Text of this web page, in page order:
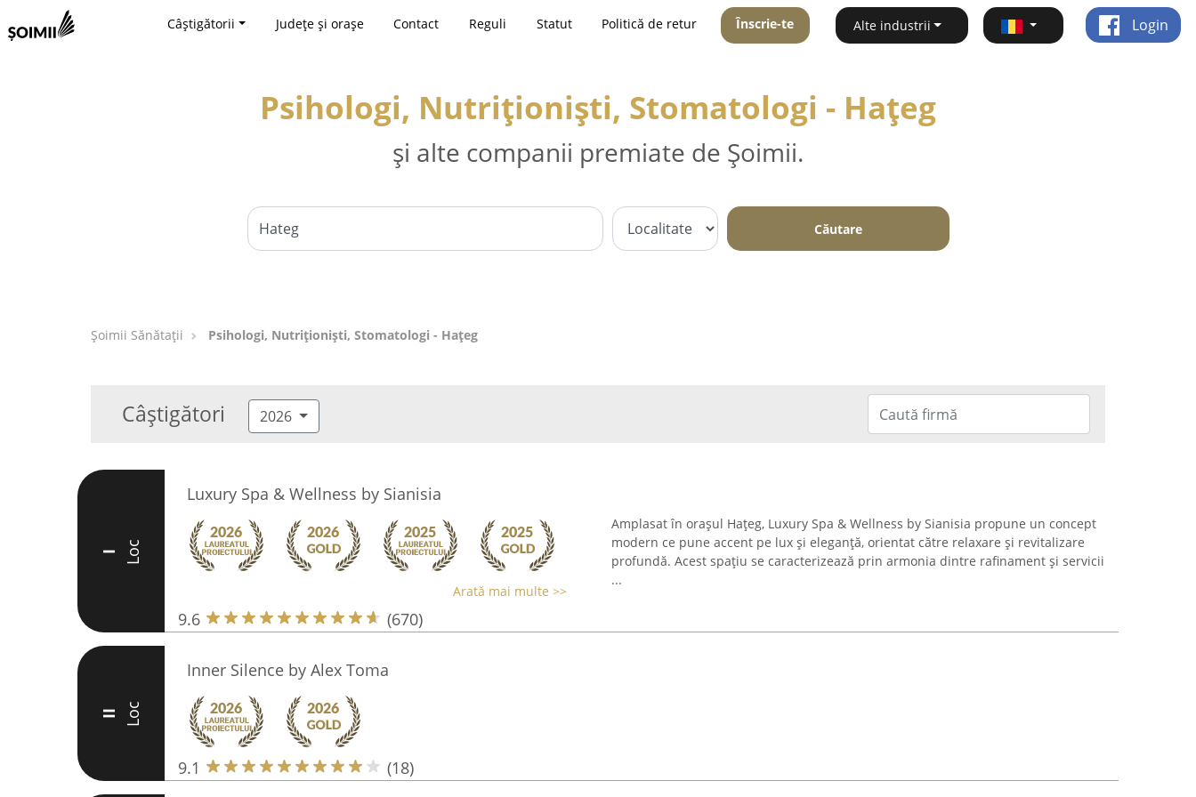
Câștigătorii Județe și orașe Contact Reguli Statut Politică de retur Înscrie-te Alte industrii Login
Psihologi, Nutriționiști, Stomatologi - Haţeg
și alte companii premiate de Șoimii.
Căutare
Şoimii Sănătații Psihologi, Nutriționiști, Stomatologi - Haţeg
Câștigători 2026
I Loc
Luxury Spa & Wellness by Sianisia
Arată mai multe >>
9.6 (670)
Amplasat în orașul Hațeg, Luxury Spa & Wellness by Sianisia propune un concept
modern ce pune accent pe lux și eleganță, orientat către relaxare și revitalizare
profundă. Acest spațiu se caracterizează prin armonia dintre rafinament și servicii
...
II Loc
Inner Silence by Alex Toma
9.1 (18)